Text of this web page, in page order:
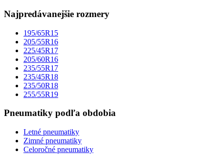
Najpredávanejšie rozmery
195/65R15
205/55R16
225/45R17
205/60R16
235/55R17
235/45R18
235/50R18
255/55R19
Pneumatiky podľa obdobia
Letné pneumatiky
Zimné pneumatiky
Celoročné pneumatiky